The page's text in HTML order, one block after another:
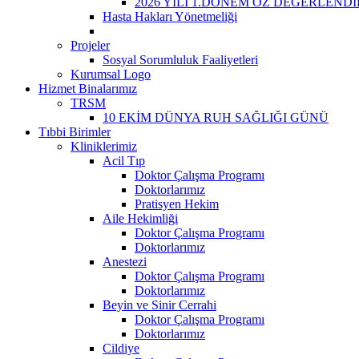
Hasta Hakları Yönetmeliği
Projeler
Sosyal Sorumluluk Faaliyetleri
Kurumsal Logo
Hizmet Binalarımız
TRSM
10 EKİM DÜNYA RUH SAĞLIĞI GÜNÜ
Tıbbi Birimler
Kliniklerimiz
Acil Tıp
Doktor Çalışma Programı
Doktorlarımız
Pratisyen Hekim
Aile Hekimliği
Doktor Çalışma Programı
Doktorlarımız
Anestezi
Doktor Çalışma Programı
Doktorlarımız
Beyin ve Sinir Cerrahi
Doktor Çalışma Programı
Doktorlarımız
Cildiye